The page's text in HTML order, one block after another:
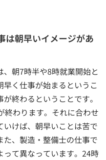
は朝早いイメージがあ
朝7時半や8時就業開始と
く仕事が始まるというこ
終わるということです。
終わります。それに合わせ
けば、朝早いことは苦で
、製造・整備士の仕事で
って異なっています。24時